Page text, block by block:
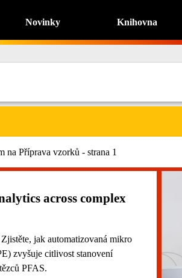
Novinky Knihovna
na Příprava vzorků - strana 1
across complex
jak automatizovaná mikro
zvyšuje citlivost stanovení
PFAS.